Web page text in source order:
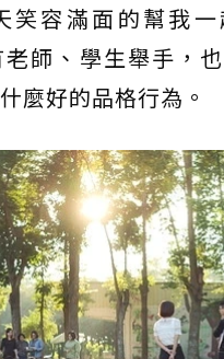
笑容滿面的幫我一
師、學生舉手，
麼好的品格行為。